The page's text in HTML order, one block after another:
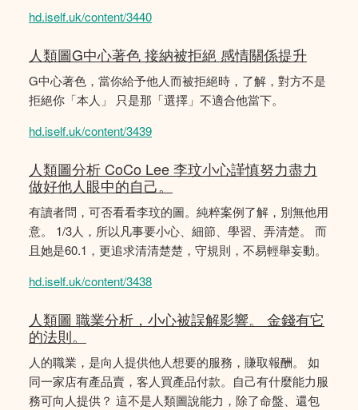
hd.iself.uk/content/3440
人類圖G中心著色 接納被拒絕 感情關係提升
G中心著色，當你給予他人而被拒絕時，了解，對方不是
拒絕你「本人」 只是那「選擇」不適合他當下。
hd.iself.uk/content/3439
人類圖分析 CoCo Lee 李玟小心謹慎努力盡力
做好他人眼中的自己。
有讀者問，可否看看李玟的圖。純粹案例了解，別無他用
意。 1/3人，所以凡事要小心、細節、學習、弄清楚。 而
且她是60.1，更追求清清楚楚，守規則，不易輕舉妄動。
hd.iself.uk/content/3438
人類圖 職業分析，小心被誤解影響。 金錢有它
的法則。
人的職業，是向人提供他人想要的服務，賺取報酬。 如
同一家店有產品賣，客人買產品付款。自己有什麼能力服
務可向人提供？ 這不是人類圖說能力，除了命盤、還包